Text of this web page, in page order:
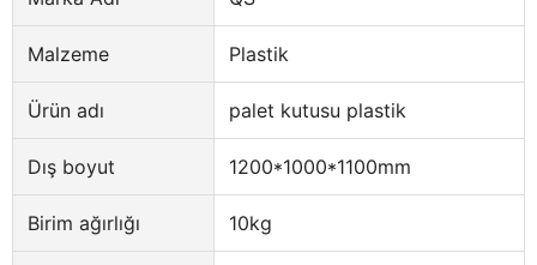
Malzeme Plastik
Ürün adı palet kutusu plastik
Dış boyut 1200*1000*1100mm
Birim ağırlığı 10kg